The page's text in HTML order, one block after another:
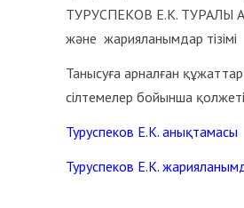
ТУРУСПЕКОВ Е.К. ТУРАЛЫ
және жарияланымдар тізімі
Танысуға арналған
сілтемелер бойынша
Туруспеков Е.К. анықтамасы
Туруспеков Е.К.